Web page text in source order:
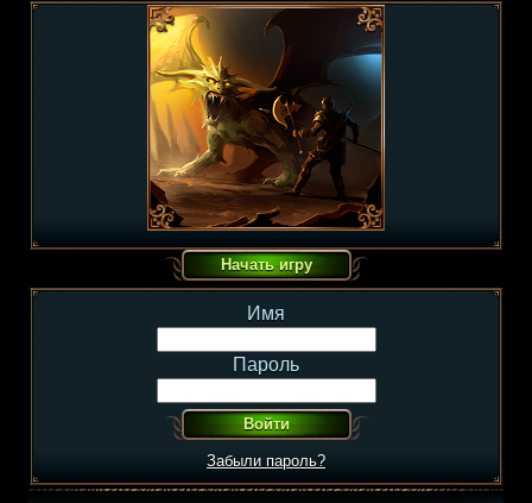
Имя
Пароль
Забыли пароль?